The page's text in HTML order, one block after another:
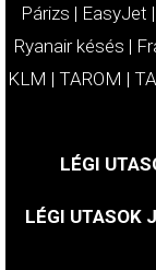
Párizs | EasyJet |
Ryanair késés |
KLM | TAROM |
LÉGI
LÉGI UTASOK